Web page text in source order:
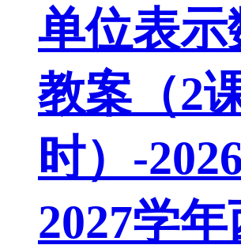
单位表示
教案（2
时）-
2027学